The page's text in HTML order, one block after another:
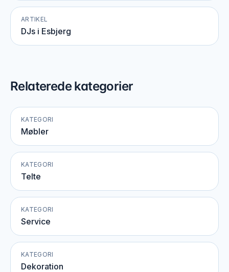
ARTIKEL
DJs i Esbjerg
Relaterede kategorier
KATEGORI
Møbler
KATEGORI
Telte
KATEGORI
Service
KATEGORI
Dekoration